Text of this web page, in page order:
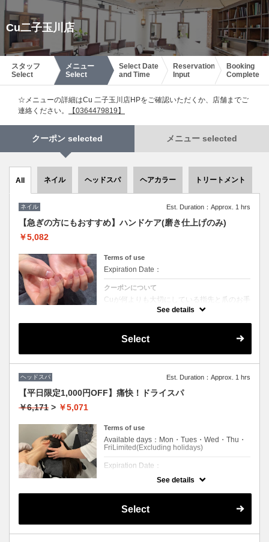
Cu二子玉川店
スタッフ
Select
メニュー
Select
Select Date
and Time
Reservation
Input
Booking
Complete
☆メニューの詳細はCu 二子玉川店HPをご確認いただくか、店舗までご
連絡ください。
【0364479819】
クーポン selected メニュー selected
All ネイル ヘッドスパ ヘアカラー トリートメント
ネイル Est. Duration：Approx. 1 hrs
【急ぎの方にもおすすめ】ハンドケア(磨き仕上げのみ)
￥5,082
Terms of use
Expiration Date：
クーポンについて
Cuが何よりも大切にしている指先と爪のお手
入れ。丁寧なウォーターケアとukaネイルオ
げは磨き仕上げになります。
See details
Select
ヘッドスパ Est. Duration：Approx. 1 hrs
【平日限定1,000円OFF】痛快！ドライスパ
￥6,171 > ￥5,071
Terms of use
Available days：Mon・Tues・Wed・Thu・
FriLimited(Excluding holidays)
Expiration Date：
首肩コリや眼精疲労でお悩みの方に！
See details
Select